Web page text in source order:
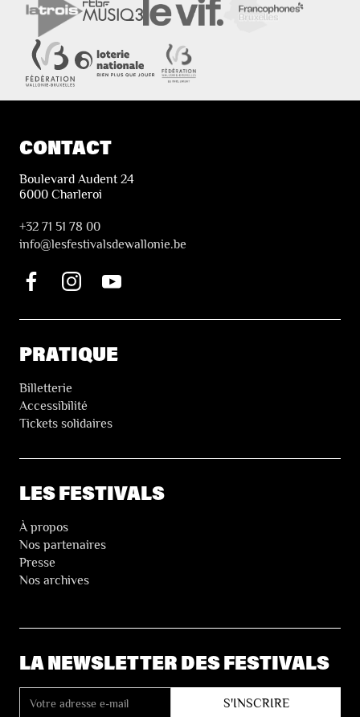
CONTACT
Boulevard Audent 24
6000 Charleroi
+32 71 51 78 00
info@lesfestivalsdewallonie.be
PRATIQUE
Billetterie
Accessibilité
Tickets solidaires
LES FESTIVALS
À propos
Nos partenaires
Presse
Nos archives
LA NEWSLETTER DES FESTIVALS